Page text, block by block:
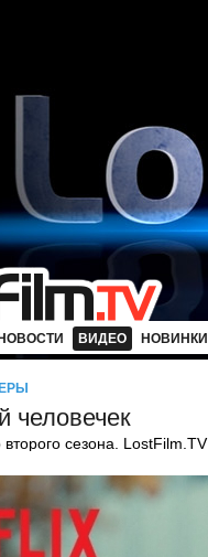
НОВОСТИ ВИДЕО НОВИНКИ
человечек
сезона. LostFilm.TV